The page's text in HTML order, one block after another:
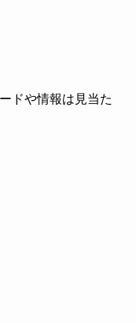
ドや情報は見当た